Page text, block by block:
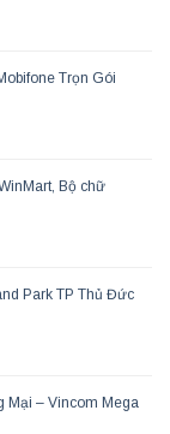
Trọn Gói
Bộ chữ
Park TP Thủ Đức
Mại – Vincom Mega